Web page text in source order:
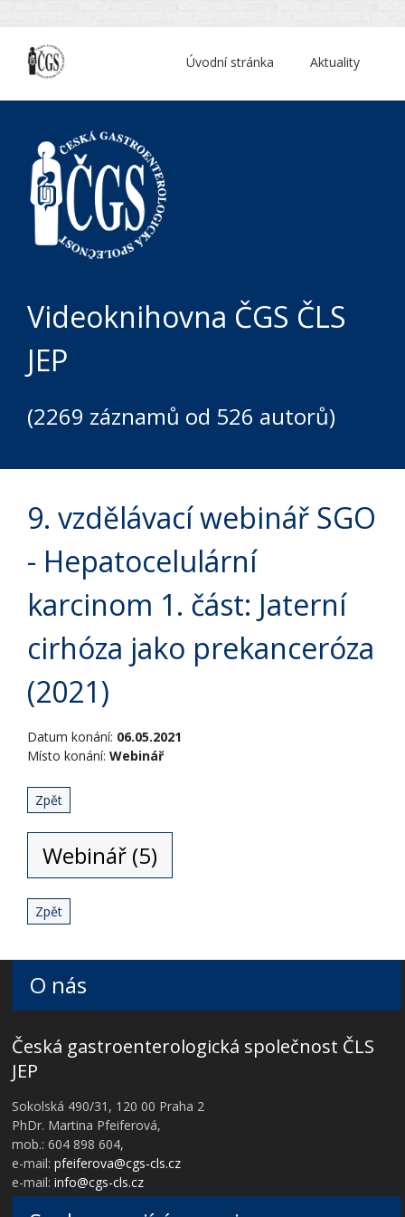
Aktuality
Úvodní stránka
Videoknihovna ČGS ČLS
JEP
(2269 záznamů od 526 autorů)
9. vzdělávací webinář SGO
- Hepatocelulární
karcinom 1. část: Jaterní
cirhóza jako prekanceróza
(2021)
Datum konání: 06.05.2021
Místo konání: Webinář
Zpět
Webinář (5)
Zpět
O nás
Česká gastroenterologická společnost ČLS
JEP
Sokolská 490/31, 120 00 Praha 2
PhDr. Martina Pfeiferová,
mob.: 604 898 604,
e-mail:pfeiferova@cgs-cls.cz
e-mail:info@cgs-cls.cz